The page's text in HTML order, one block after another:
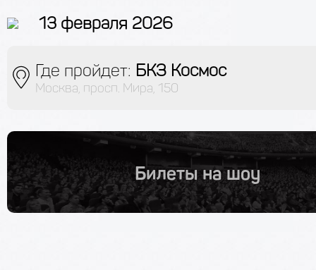
13 февраля 2026
Где пройдет: БКЗ Космос
Москва, просп. Мира, 150
Билеты на шоу